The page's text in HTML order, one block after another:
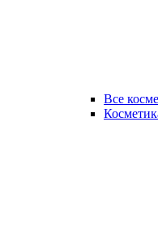
Все